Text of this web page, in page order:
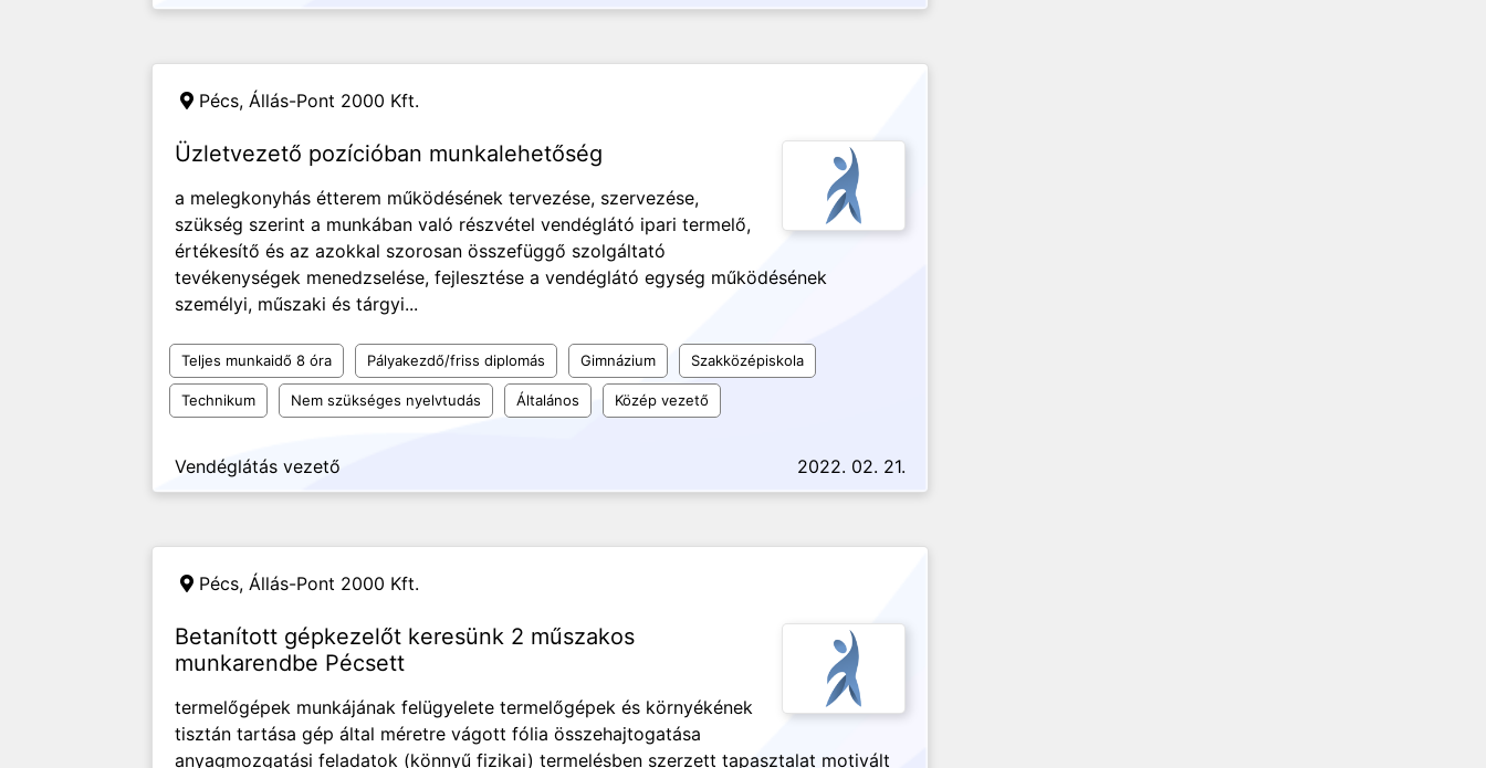
Pécs, Állás-Pont 2000 Kft.
Üzletvezető pozícióban munkalehetőség
a melegkonyhás étterem működésének tervezése, szervezése,
szükség szerint a munkában való részvétel vendéglátó ipari termelő,
értékesítő és az azokkal szorosan összefüggő szolgáltató
tevékenységek menedzselése, fejlesztése a vendéglátó egység működésének
személyi, műszaki és tárgyi...
Teljes munkaidő 8 óra Pályakezdő/friss diplomás Gimnázium Szakközépiskola
Technikum Nem szükséges nyelvtudás Általános Közép vezető
Vendéglátás vezető 2022. 02. 21.
Pécs, Állás-Pont 2000 Kft.
Betanított gépkezelőt keresünk 2 műszakos
munkarendbe Pécsett
termelőgépek munkájának felügyelete termelőgépek és környékének
tisztán tartása gép által méretre vágott fólia összehajtogatása
anyagmozgatási feladatok (könnyű fizikai) termelésben szerzett tapasztalat motivált